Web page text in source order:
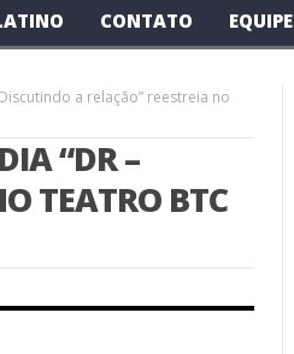
CONTATO EQUIPE
a relação” reestreia no
“DR –
TEATRO BTC